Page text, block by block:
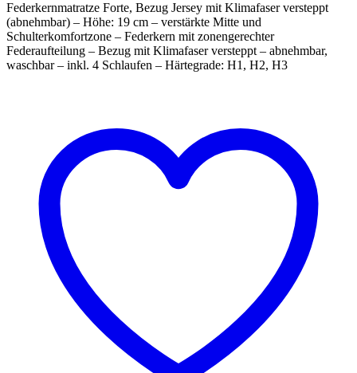
Federkernmatratze Forte, Bezug Jersey mit Klimafaser versteppt
(abnehmbar) – Höhe: 19 cm – verstärkte Mitte und
Schulterkomfortzone – Federkern mit zonengerechter
Federaufteilung – Bezug mit Klimafaser versteppt – abnehmbar,
waschbar – inkl. 4 Schlaufen – Härtegrade: H1, H2, H3